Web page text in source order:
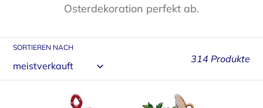
o
r
i
Osterdekoration perfekt ab.
SORTIEREN NACH
314 Produkte
Hase